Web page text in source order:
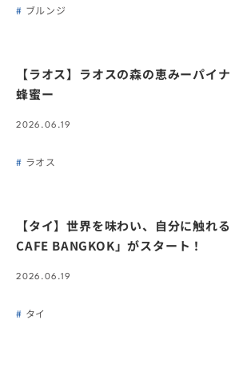
ブルンジ
【ラオス】ラオスの森の恵みーパイ
蜂蜜ー
2026.06.19
ラオス
【タイ】世界を味わい、自分に触れ
CAFE BANGKOK」がスタート！
2026.06.19
タイ